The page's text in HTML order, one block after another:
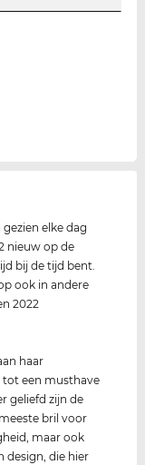
elke dag
nieuw op de
bij de tijd bent.
ook in andere
2022
haar
tot een musthave
geliefd zijn de
bril voor
maar ook
design, die hier